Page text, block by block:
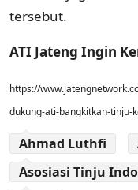
tersebut.
ATI Jateng Ingin
https://
dukung-ati-bangkitkan-tinju-
Ahmad Luthfi
Asosiasi Tinju